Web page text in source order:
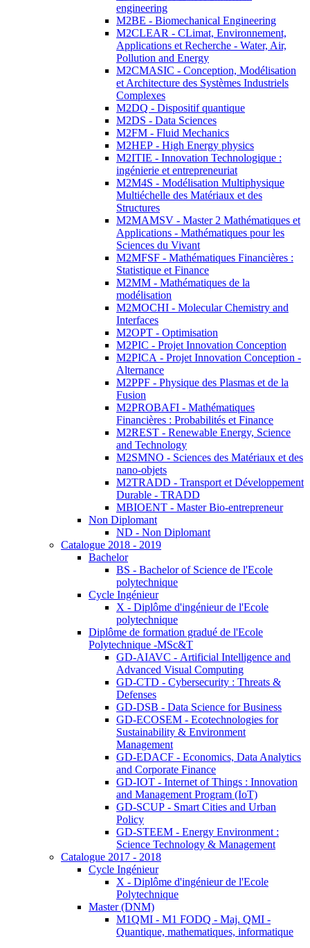
engineering
M2BE - Biomechanical Engineering
M2CLEAR - CLimat, Environnement,
Applications et Recherche - Water, Air,
Pollution and Energy
M2CMASIC - Conception, Modélisation
et Architecture des Systèmes Industriels
Complexes
M2DQ - Dispositif quantique
M2DS - Data Sciences
M2FM - Fluid Mechanics
M2HEP - High Energy physics
M2ITIE - Innovation Technologique :
ingénierie et entrepreneuriat
M2M4S - Modélisation Multiphysique
Multiéchelle des Matériaux et des
Structures
M2MAMSV - Master 2 Mathématiques et
Applications - Mathématiques pour les
Sciences du Vivant
M2MFSF - Mathématiques Financières :
Statistique et Finance
M2MM - Mathématiques de la
modélisation
M2MOCHI - Molecular Chemistry and
Interfaces
M2OPT - Optimisation
M2PIC - Projet Innovation Conception
M2PICA - Projet Innovation Conception -
Alternance
M2PPF - Physique des Plasmas et de la
Fusion
M2PROBAFI - Mathématiques
Financières : Probabilités et Finance
M2REST - Renewable Energy, Science
and Technology
M2SMNO - Sciences des Matériaux et des
nano-objets
M2TRADD - Transport et Développement
Durable - TRADD
MBIOENT - Master Bio-entrepreneur
Non Diplomant
ND - Non Diplomant
Catalogue 2018 - 2019
Bachelor
BS - Bachelor of Science de l'Ecole
polytechnique
Cycle Ingénieur
X - Diplôme d'ingénieur de l'Ecole
polytechnique
Diplôme de formation gradué de l'Ecole
Polytechnique -MSc&T
GD-AIAVC - Artificial Intelligence and
Advanced Visual Computing
GD-CTD - Cybersecurity : Threats &
Defenses
GD-DSB - Data Science for Business
GD-ECOSEM - Ecotechnologies for
Sustainability & Environment
Management
GD-EDACF - Economics, Data Analytics
and Corporate Finance
GD-IOT - Internet of Things : Innovation
and Management Program (IoT)
GD-SCUP - Smart Cities and Urban
Policy
GD-STEEM - Energy Environment :
Science Technology & Management
Catalogue 2017 - 2018
Cycle Ingénieur
X - Diplôme d'ingénieur de l'Ecole
Polytechnique
Master (DNM)
M1QMI - M1 FODQ - Maj. QMI -
Quantique, mathematiques, informatique